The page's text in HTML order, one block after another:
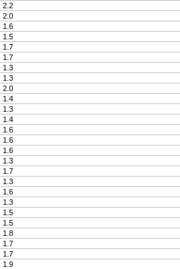
2.2
2.0
1.6
1.5
1.7
1.7
1.3
1.3
2.0
1.4
1.3
1.4
1.6
1.6
1.6
1.3
1.7
1.3
1.6
1.3
1.5
1.5
1.8
1.7
1.7
1.9